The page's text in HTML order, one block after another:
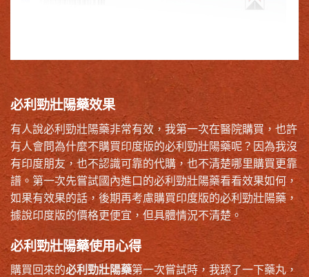
必利勁壯陽藥效果
有人說必利勁壯陽藥非常有效，我第一次在醫院購買，也許
有人會問為什麼不購買印度版的必利勁壯陽藥呢？因為我沒
有印度朋友，也不認識可靠的代購，也不清楚哪里購買更靠
譜。第一次先嘗試國內進口的必利勁壯陽藥看看效果如何，
如果有效果的話，後期再考慮購買印度版的必利勁壯陽藥，
據說印度版的價格更便宜，但具體情況不清楚。
必利勁壯陽藥使用心得
購買回來的必利勁壯陽藥第一次嘗試時，我舔了一下藥丸，